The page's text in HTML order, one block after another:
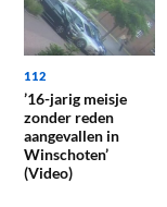
112
’16-jarig meisje
zonder reden
aangevallen in
Winschoten’
(Video)